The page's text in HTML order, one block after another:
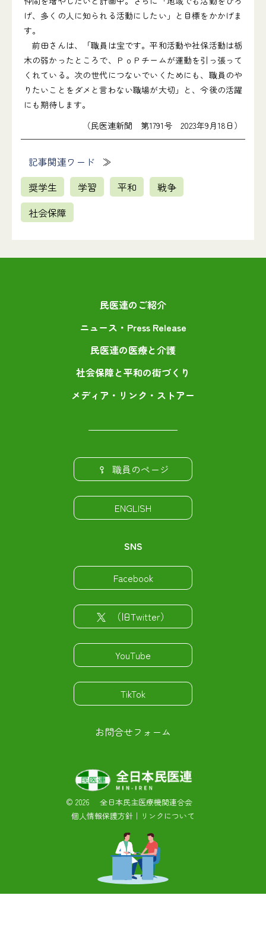
げ、多くの人に知られる活動にしたい」と目標をかかげま
す。
前田さんは、「職員は宝です。平和活動や社保活動は栃
木の弱かったところで、ＰｏＰチームが運動を引っ張って
くれている。次の世代につないでいくためにも、職員のや
りたいことをダメと言わない職場が大切」と、今後の活躍
にも期待します。
（民医連新聞 第1791号 2023年9月18日）
記事関連ワード
奨学生
学習 平和
戦争
社会保障
民医連のご紹介
ニュース・Press Release
民医連の医療と介護
社会保障と平和の街づくり
メディア・リンク・ストアー
職員のページ
ENGLISH
SNS
Facebook
（旧Twitter）
YouTube
TikTok
お問合せフォーム
© 2026 全日本民主医療機関連合会
個人情報保護方針 ｜ リンクについて